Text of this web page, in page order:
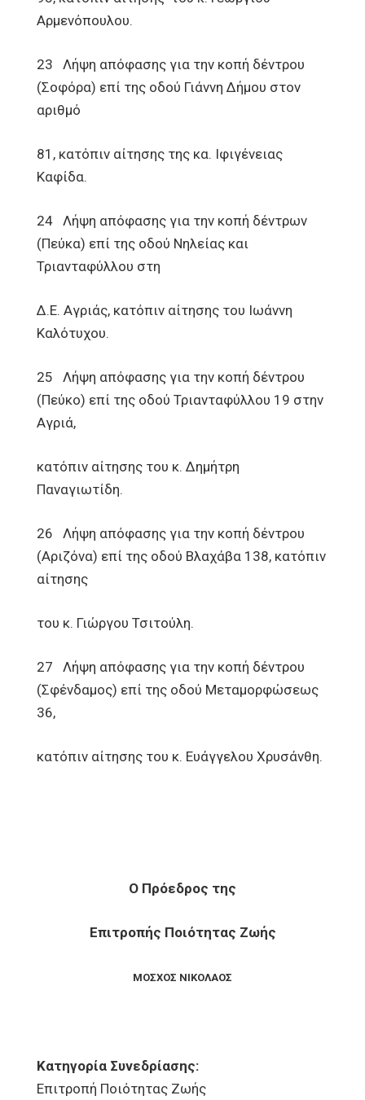
Αρμενόπουλου.
23 Λήψη απόφασης για την κοπή δέντρου
(Σοφόρα) επί της οδού Γιάννη Δήμου στον
αριθμό
81, κατόπιν αίτησης της κα. Ιφιγένειας
Καφίδα.
24 Λήψη απόφασης για την κοπή δέντρων
(Πεύκα) επί της οδού Νηλείας και
Τριανταφύλλου στη
Δ.Ε. Αγριάς, κατόπιν αίτησης του Ιωάννη
Καλότυχου.
25 Λήψη απόφασης για την κοπή δέντρου
(Πεύκο) επί της οδού Τριανταφύλλου 19 στην
Αγριά,
κατόπιν αίτησης του κ. Δημήτρη
Παναγιωτίδη.
26 Λήψη απόφασης για την κοπή δέντρου
(Αριζόνα) επί της οδού Βλαχάβα 138, κατόπιν
αίτησης
του κ. Γιώργου Τσιτούλη.
27 Λήψη απόφασης για την κοπή δέντρου
(Σφένδαμος) επί της οδού Μεταμορφώσεως
36,
κατόπιν αίτησης του κ. Ευάγγελου Χρυσάνθη.
Ο Πρόεδρος της
Επιτροπής Ποιότητας Ζωής
ΜΟΣΧΟΣ ΝΙΚΟΛΑΟΣ
Κατηγορία Συνεδρίασης:
Επιτροπή Ποιότητας Ζωής